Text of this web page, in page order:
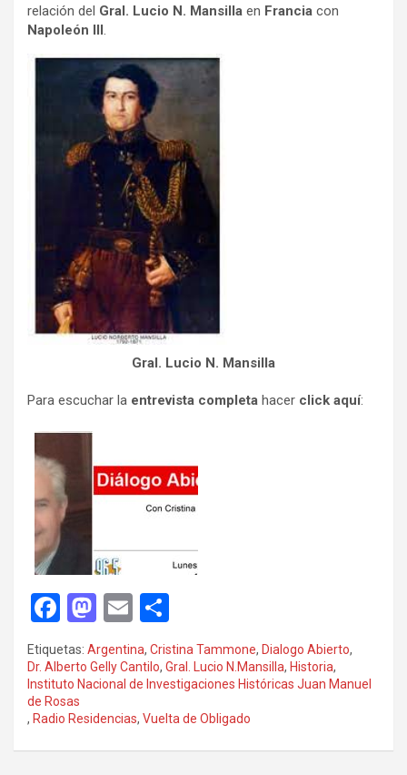
relación del Gral. Lucio N. Mansilla en Francia con
Napoleón III.
Gral. Lucio N. Mansilla
Para escuchar la entrevista completa hacer click aquí:
F
a
ce
b
o
o
M
st
o
d
o
E
m
ail
o
m
p
ar
tir
Etiquetas: Argentina, Cristina Tammone, Dialogo Abierto,
Dr. Alberto Gelly Cantilo, Gral. Lucio N.Mansilla, Historia,
Instituto Nacional de Investigaciones Históricas Juan Manuel
de Rosas
, Radio Residencias, Vuelta de Obligado